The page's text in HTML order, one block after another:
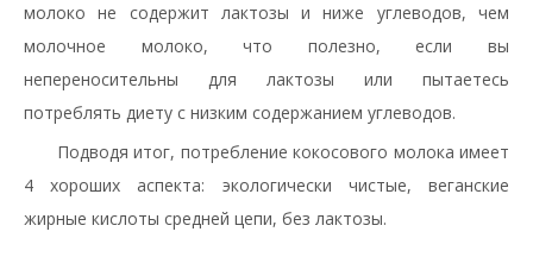
молоко не содержит лактозы и ниже углеводов, чем
молочное молоко, что полезно, если вы
непереносительны для лактозы или пытаетесь
потреблять диету с низким содержанием углеводов.
Подводя итог, потребление кокосового молока имеет
4 хороших аспекта: экологически чистые, веганские
жирные кислоты средней цепи, без лактозы.